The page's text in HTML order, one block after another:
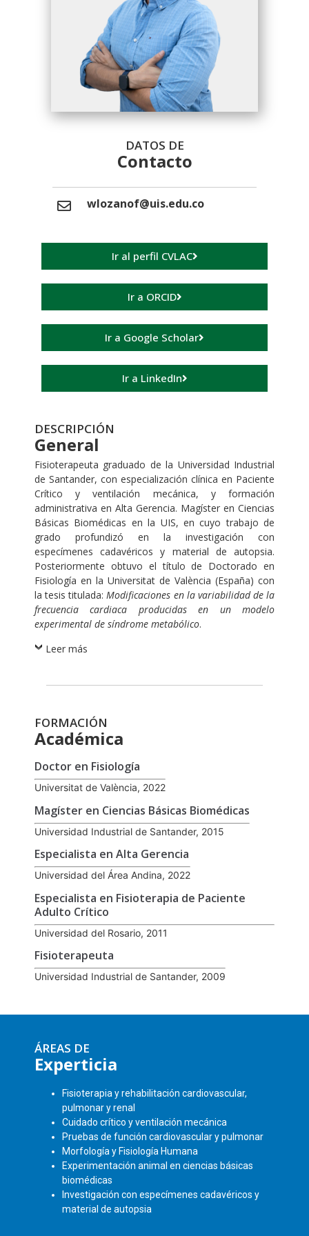
DATOS DE
Contacto
wlozanof@uis.edu.co
Ir al perfil CVLAC
Ir a ORCID
Ir a Google Scholar
Ir a LinkedIn
DESCRIPCIÓN
General
Fisioterapeuta graduado de la Universidad Industrial
de Santander, con especialización clínica en Paciente
Crítico y ventilación mecánica, y formación
administrativa en Alta Gerencia. Magíster en Ciencias
Básicas Biomédicas en la UIS, en cuyo trabajo de
grado profundizó en la investigación con
especímenes cadavéricos y material de autopsia.
Posteriormente obtuvo el título de Doctorado en
Fisiología en la Universitat de València (España) con
la tesis titulada:Modificaciones en la variabilidad de la
frecuencia cardiaca producidas en un modelo
experimental de síndrome metabólico.
Leer más
FORMACIÓN
Académica
Doctor en Fisiología
Universitat de València, 2022
Magíster en Ciencias Básicas Biomédicas
Universidad Industrial de Santander, 2015
Especialista en Alta Gerencia
Universidad del Área Andina, 2022
Especialista en Fisioterapia de Paciente
Adulto Crítico
Universidad del Rosario, 2011
Fisioterapeuta
Universidad Industrial de Santander, 2009
ÁREAS DE
Experticia
Fisioterapia y rehabilitación cardiovascular,
pulmonar y renal
Cuidado crítico y ventilación mecánica
Pruebas de función cardiovascular y pulmonar
Morfología y Fisiología Humana
Experimentación animal en ciencias básicas
biomédicas
Investigación con especímenes cadavéricos y
material de autopsia